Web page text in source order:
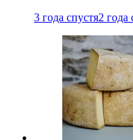
3 года спустя2 года